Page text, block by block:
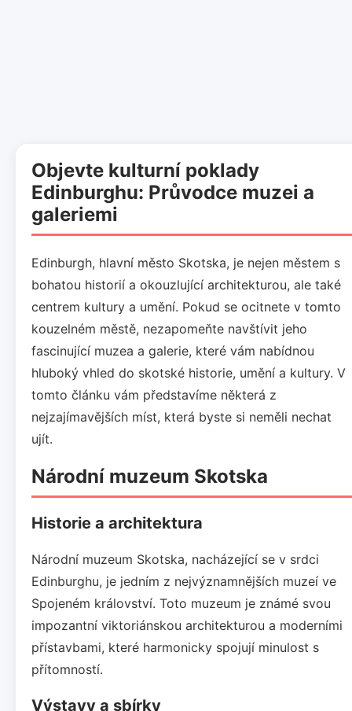
Objevte kulturní poklady
Edinburghu: Průvodce muzei a
galeriemi
Edinburgh, hlavní město Skotska, je nejen městem s
bohatou historií a okouzlující architekturou, ale také
centrem kultury a umění. Pokud se ocitnete v tomto
kouzelném městě, nezapomeňte navštívit jeho
fascinující muzea a galerie, které vám nabídnou
hluboký vhled do skotské historie, umění a kultury. V
tomto článku vám představíme některá z
nejzajímavějších míst, která byste si neměli nechat
ujít.
Národní muzeum Skotska
Historie a architektura
Národní muzeum Skotska, nacházející se v srdci
Edinburghu, je jedním z nejvýznamnějších muzeí ve
Spojeném království. Toto muzeum je známé svou
impozantní viktoriánskou architekturou a moderními
přístavbami, které harmonicky spojují minulost s
přítomností.
Výstavy a sbírky